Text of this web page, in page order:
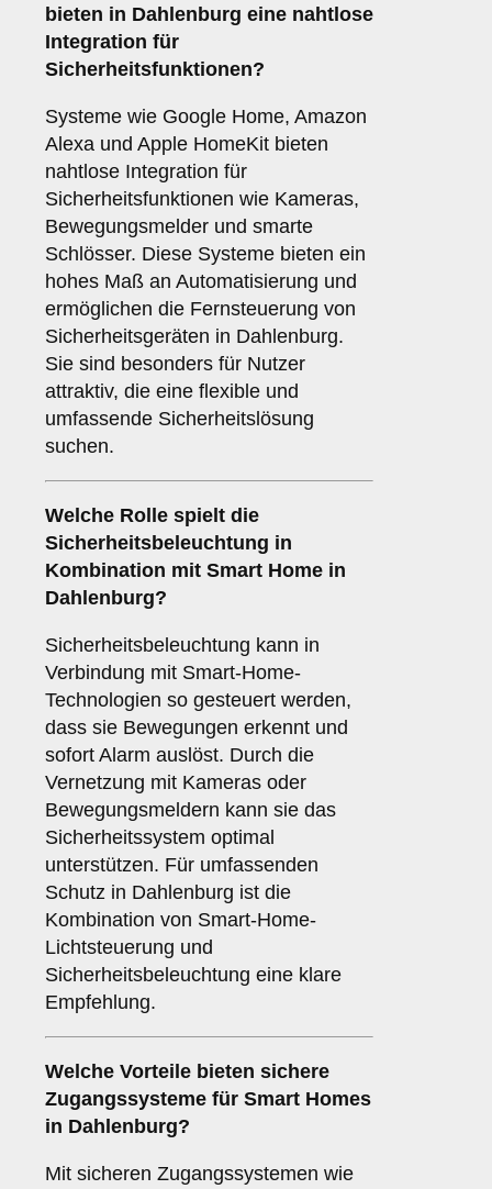
bieten in Dahlenburg eine nahtlose
Integration für
Sicherheitsfunktionen?
Systeme wie Google Home, Amazon
Alexa und Apple HomeKit bieten
nahtlose Integration für
Sicherheitsfunktionen wie Kameras,
Bewegungsmelder und smarte
Schlösser. Diese Systeme bieten ein
hohes Maß an Automatisierung und
ermöglichen die Fernsteuerung von
Sicherheitsgeräten in Dahlenburg.
Sie sind besonders für Nutzer
attraktiv, die eine flexible und
umfassende Sicherheitslösung
suchen.
Welche Rolle spielt die
Sicherheitsbeleuchtung in
Kombination mit Smart Home in
Dahlenburg?
Sicherheitsbeleuchtung kann in
Verbindung mit Smart-Home-
Technologien so gesteuert werden,
dass sie Bewegungen erkennt und
sofort Alarm auslöst. Durch die
Vernetzung mit Kameras oder
Bewegungsmeldern kann sie das
Sicherheitssystem optimal
unterstützen. Für umfassenden
Schutz in Dahlenburg ist die
Kombination von Smart-Home-
Lichtsteuerung und
Sicherheitsbeleuchtung eine klare
Empfehlung.
Welche Vorteile bieten sichere
Zugangssysteme für Smart Homes
in Dahlenburg?
Mit sicheren Zugangssystemen wie